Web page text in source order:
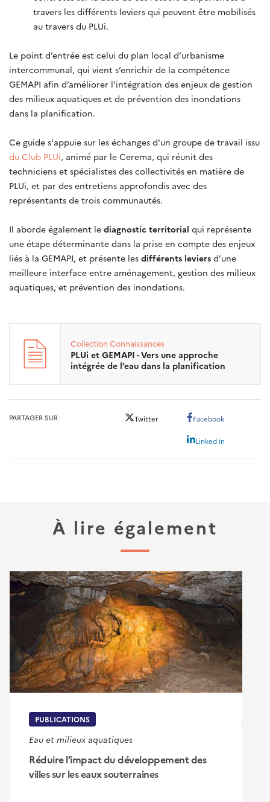
travers les différents leviers qui peuvent être mobilisés
au travers du PLUi.
Le point d’entrée est celui du plan local d’urbanisme
intercommunal, qui vient s’enrichir de la compétence
GEMAPI afin d’améliorer l’intégration des enjeux de gestion
des milieux aquatiques et de prévention des inondations
dans la planification.
Ce guide s'appuie sur les échanges d'un groupe de travail issu
du Club PLUi, animé par le Cerema, qui réunit des
techniciens et spécialistes des collectivités en matière de
PLUi, et par des entretiens approfondis avec des
représentants de trois communautés.
Il aborde également le diagnostic territorial qui représente
une étape déterminante dans la prise en compte des enjeux
liés à la GEMAPI, et présente les différents leviers d’une
meilleure interface entre aménagement, gestion des milieux
aquatiques, et prévention des inondations.
Collection Connaissances
PLUi et GEMAPI - Vers une approche
intégrée de l’eau dans la planification
PARTAGER SUR Twitter Facebook
Linked in
À lire également
PUBLICATIONS
Eau et milieux aquatiques
Réduire l’impact du développement des
villes sur les eaux souterraines